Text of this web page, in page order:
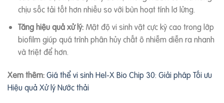
chịu sốc tải tốt hơn nhiều so với bùn hoạt tính lơ lửng.
Tăng hiệu quả xử lý:Mật độ vi sinh vật cực kỳ cao trong lớp
biofilm giúp quá trình phân hủy chất ô nhiễm diễn ra nhanh
và triệt để hơn.
Xem thêm:Giá thể vi sinh Hel-X Bio Chip 30: Giải pháp Tối ưu
Hiệu quả Xử lý Nước thải